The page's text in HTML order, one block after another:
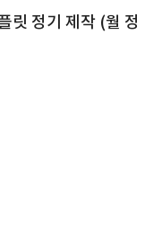
릿 정기 제작 (월 정